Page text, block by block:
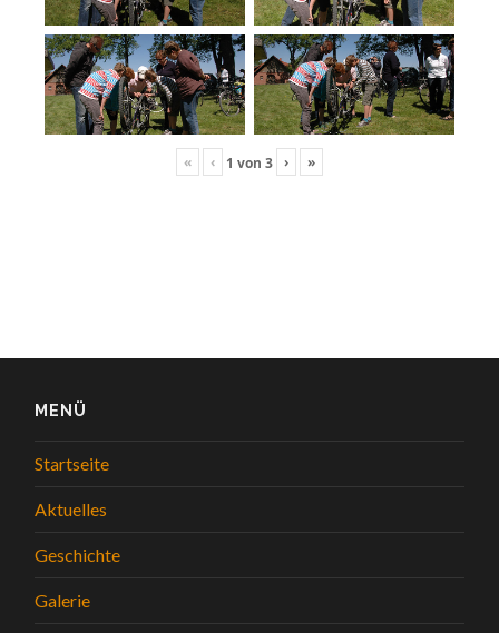
« ‹ 1 von 3 › »
MENÜ
Startseite
Aktuelles
Geschichte
Galerie